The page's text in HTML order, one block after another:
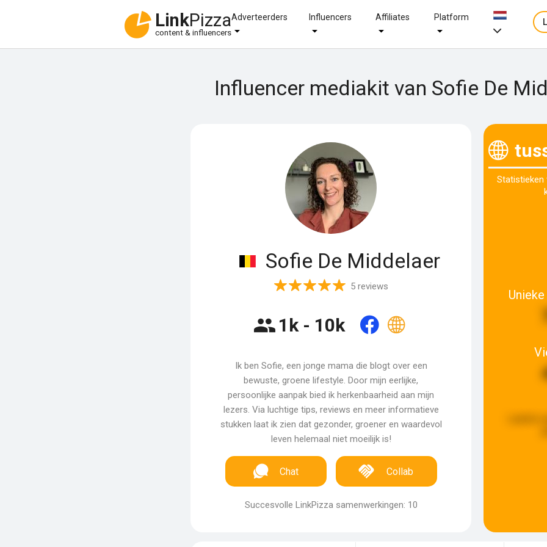
LinkPizza
content & influencers
Adverteerders Influencers Affiliates Platform
Influencer mediakit van Sofie De
Sofie De Middelaer
5 reviews
1k - 10k
Ik ben Sofie, een jonge mama die blogt over een
bewuste, groene lifestyle. Door mijn eerlijke,
persoonlijke aanpak bied ik herkenbaarheid aan mijn
lezers. Via luchtige tips, reviews en meer informatieve
stukken laat ik zien dat gezonder, groener en waardevol
leven helemaal niet moeilijk is!
Chat Collab
Succesvolle LinkPizza samenwerkingen: 10